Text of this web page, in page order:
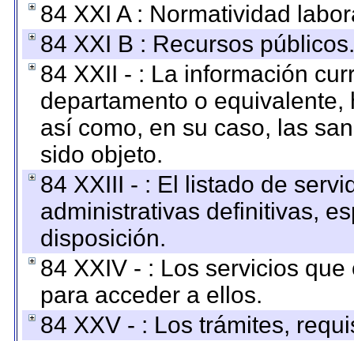
84 XXI A : Normatividad
84 XXI B : Recursos públicos.
84 XXII - : La información
departamento o
así como, en su caso, las
sido objeto.
84 XXIII - : El listado de
administrativas definitivas,
disposición.
84 XXIV - : Los servicios
para acceder a ellos.
84 XXV - : Los trámites,